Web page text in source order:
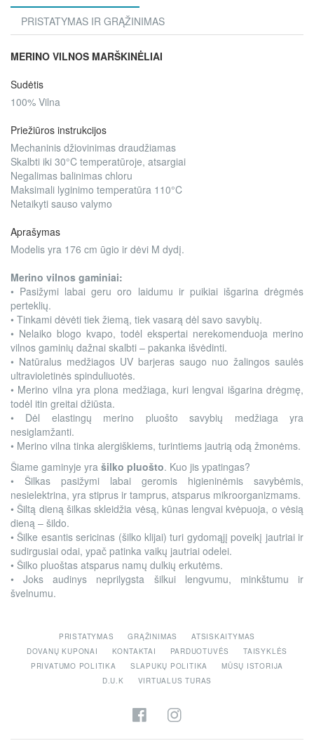
PRISTATYMAS IR GRĄŽINIMAS
MERINO VILNOS MARŠKINĖLIAI
Sudėtis
100% Vilna
Priežiūros instrukcijos
Mechaninis džiovinimas draudžiamas
Skalbti iki 30°C temperatūroje, atsargiai
Negalimas balinimas chloru
Maksimali lyginimo temperatūra 110°C
Netaikyti sauso valymo
Aprašymas
Modelis yra 176 cm ūgio ir dėvi M dydį.
Merino vilnos gaminiai:
• Pasižymi labai geru oro laidumu ir puikiai išgarina drėgmės
perteklių.
• Tinkami dėvėti tiek žiemą, tiek vasarą dėl savo savybių.
• Nelaiko blogo kvapo, todėl ekspertai nerekomenduoja merino
vilnos gaminių dažnai skalbti – pakanka išvėdinti.
• Natūralus medžiagos UV barjeras saugo nuo žalingos saulės
ultravioletinės spinduliuotės.
• Merino vilna yra plona medžiaga, kuri lengvai išgarina drėgmę,
todėl itin greitai džiūsta.
• Dėl elastingų merino pluošto savybių medžiaga yra
nesiglamžanti.
• Merino vilna tinka alergiškiems, turintiems jautrią odą žmonėms.
Šiame gaminyje yra šilko pluošto. Kuo jis ypatingas?
• Šilkas pasižymi labai geromis higieninėmis savybėmis,
nesielektrina, yra stiprus ir tamprus, atsparus mikroorganizmams.
• Šiltą dieną šilkas skleidžia vėsą, kūnas lengvai kvėpuoja, o vėsią
dieną – šildo.
• Šilke esantis sericinas (šilko klijai) turi gydomąjį poveikį jautriai ir
sudirgusiai odai, ypač patinka vaikų jautriai odelei.
• Šilko pluoštas atsparus namų dulkių erkutėms.
• Joks audinys neprilygsta šilkui lengvumu, minkštumu ir
švelnumu.
PRISTATYMAS GRĄŽINIMAS
ATSISKAITYMAS
DOVANŲ KUPONAI
KONTAKTAI PARDUOTUVĖS
TAISYKLĖS
PRIVATUMO POLITIKA
SLAPUKŲ POLITIKA
MŪSŲ ISTORIJA
D.U.K
VIRTUALUS TURAS